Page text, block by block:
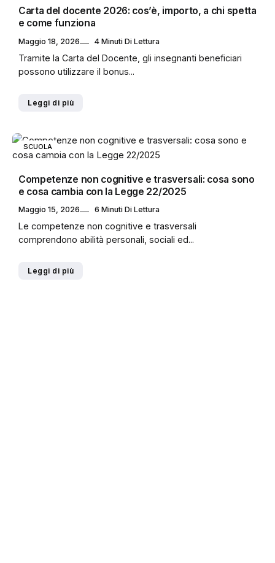
Carta del docente 2026: cos’è, importo, a chi spetta
e come funziona
Maggio 18, 2026 4 Minuti Di Lettura
Tramite la Carta del Docente, gli insegnanti beneficiari
possono utilizzare il bonus...
Leggi di più
SCUOLA
Competenze non cognitive e trasversali: cosa sono
e cosa cambia con la Legge 22/2025
Maggio 15, 2026 6 Minuti Di Lettura
Le competenze non cognitive e trasversali
comprendono abilità personali, sociali ed...
Leggi di più